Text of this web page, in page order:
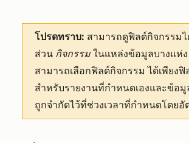
โปรดทราบ: สามารถดูฟิลด์กิจกรรม
ส่วน กิจกรรมในแหล่งข้อมูลบางแ
สามารถเลือกฟิลด์กิจกรรมได้เพียงฟิ
สำหรับรายงานที่กำหนดเองและข้อ
ถูกจำกัดไว้ที่ช่วงเวลาที่กำหนดโดย